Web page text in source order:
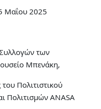
Μαΐου 2025
των
Μπενάκη,
του Πολιτιστικού
Πολιτισμών ANASA